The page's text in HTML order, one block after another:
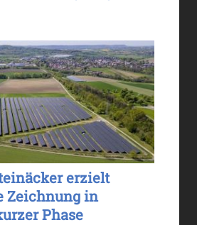
erzielt
Zeichnung in
Phase